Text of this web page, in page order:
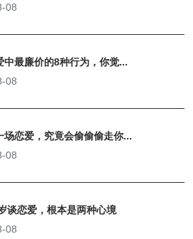
08
中最廉价的8种行为，你觉...
08
场恋爱，究竟会偷偷偷走你...
08
谈恋爱，根本是两种心境
08